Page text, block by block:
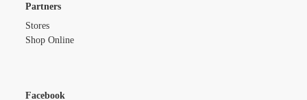
Partners
Stores
Shop Online
Facebook